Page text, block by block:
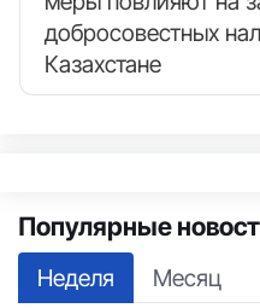
добросовестных
Казахстане
Популярные
Неделя Месяц